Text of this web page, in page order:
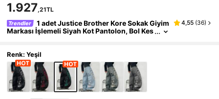
1.927,21TL
Trendler
1 adet Justice Brother Kore Sokak Giyim
Markası İşlemeli Siyah Kot Pantolon, Bol Kes
4,55 (36)
Renk: Yeşil